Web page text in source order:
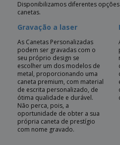
Disponibilizamos diferentes
canetas.
Gravação a laser
As Canetas Personalizadas
podem ser gravadas com o
seu próprio design se
escolher um dos modelos de
metal, proporcionando uma
caneta premium, com material
de escrita personalizado, de
ótima qualidade e durável.
Não perca, pois, a
oportunidade de obter a sua
própria caneta de prestígio
com nome gravado.